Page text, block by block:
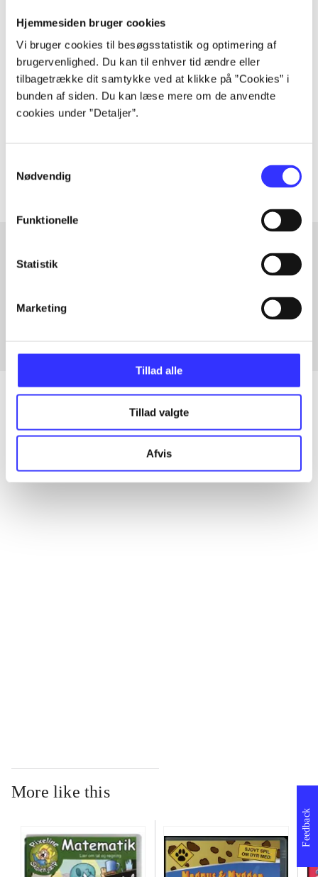
Hjemmesiden bruger cookies
Vi bruger cookies til besøgsstatistik og optimering af
brugervenlighed. Du kan til enhver tid ændre eller
tilbagetrække dit samtykke ved at klikke på ”Cookies” i
bunden af siden. Du kan læse mere om de anvendte
cookies under ”Detaljer”.
Nødvendig
Funktionelle
Statistik
Marketing
Tillad alle
Tillad valgte
Afvis
Periodica
The article is a part of
lorem ipsum dolor sit amet ...
Articles
All registered articles grouped by issue
More like this
Feedback